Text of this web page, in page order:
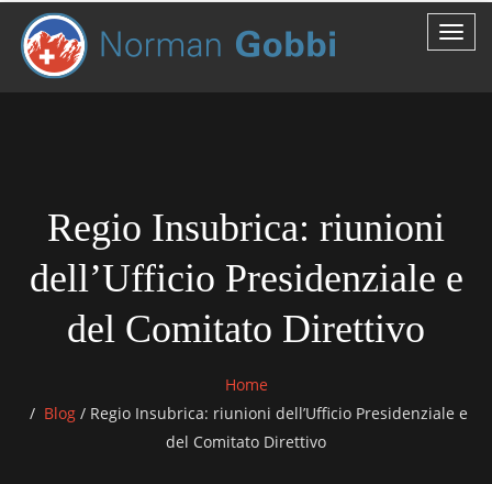
Regio Insubrica: riunioni
dell’Ufficio Presidenziale e
del Comitato Direttivo
Home
Blog / Regio Insubrica: riunioni dell’Ufficio Presidenziale e
del Comitato Direttivo